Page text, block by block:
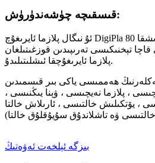
قىسقىچە چۈشەندۈرۈش:
ئۇ نىگال پلازما ئايرىغۇچ DigiPla 80 بىلەن بىللە پلازماسنى ئايرىشقا
تېخنىكىسى تەرىپىدىن قوزغىتىلغان
پلازما ئايرىغۇچقا ئىشلىتىلىدۇ.
ھەممىسى ياكى بىر قىسمىدىن
، پلازما نەيچىسى ، ۋېنا يىڭنىسى ،
، يۆتكىلىش خالتىسى ، ئارىلاش خالتا
ۋە تاشلاندۇق سۇيۇقلۇق خالتا)
بىزگە ئېلخەت ئەۋەتىڭ